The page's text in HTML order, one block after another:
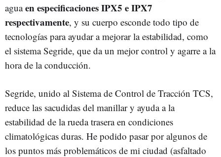
aguaen especificaciones IPX5 e IPX7
respectivamente, y su cuerpo esconde todo tipo de
tecnologías para ayudar a mejorar la estabilidad, como
el sistema Segride, que da un mejor control y agarre a la
hora de la conducción.
Segride, unido al Sistema de Control de Tracción TCS,
reduce las sacudidas del manillar y ayuda a la
estabilidad de la rueda trasera en condiciones
climatológicas duras. He podido pasar por algunos de
los puntos más problemáticos de mi ciudad (asfaltado